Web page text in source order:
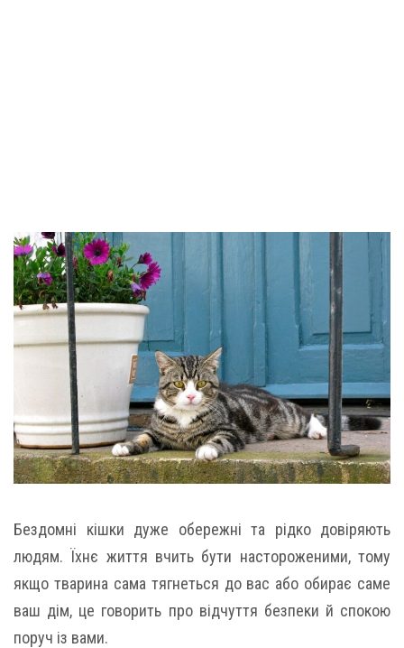
Бездомні кішки дуже обережні та рідко довіряють
людям. Їхнє життя вчить бути настороженими, тому
якщо тварина сама тягнеться до вас або обирає саме
ваш дім, це говорить про відчуття безпеки й спокою
поруч із вами.